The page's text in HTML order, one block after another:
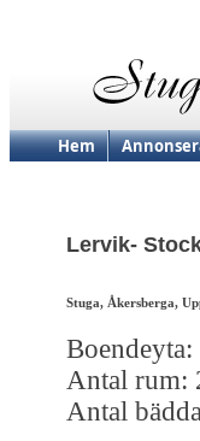
Hem
Lervik-
Stuga, Åkersberga,
Antal rum:
Antal